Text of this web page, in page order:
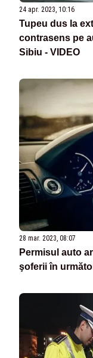
24 apr. 2023, 10:16
Tupeu dus la
contrasens pe
Sibiu - VIDEO
28 mar. 2023, 08:07
Permisul auto
şoferii în